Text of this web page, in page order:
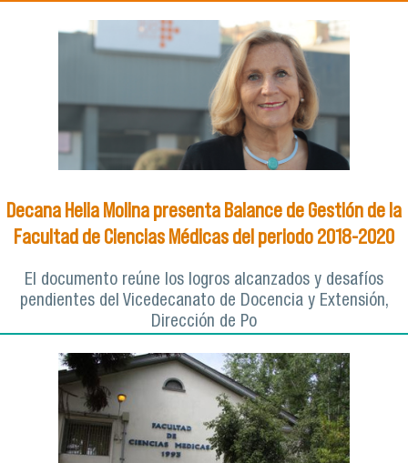
Decana Helia Molina presenta Balance de Gestión de la
Facultad de Ciencias Médicas del periodo 2018-2020
El documento reúne los logros alcanzados y desafíos
pendientes del Vicedecanato de Docencia y Extensión,
Dirección de Po